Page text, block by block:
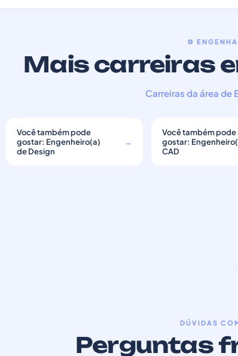
⚙️
Mais carreiras
Carreiras da área de
Você também pode
gostar: Engenheiro(a)
de Design
→
Você também pode
gostar:
CAD
DÚVIDAS
Perguntas